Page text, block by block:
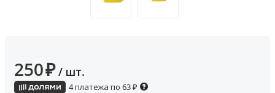
250₽ / шт.
4 платежа по 63₽